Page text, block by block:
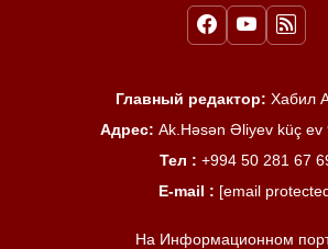
Главный редактор: Хабил
Адрес: Ak.Həsən Əliyev küç ev
Тел : +994 50 281 67
E-mail : [email
На Информационном